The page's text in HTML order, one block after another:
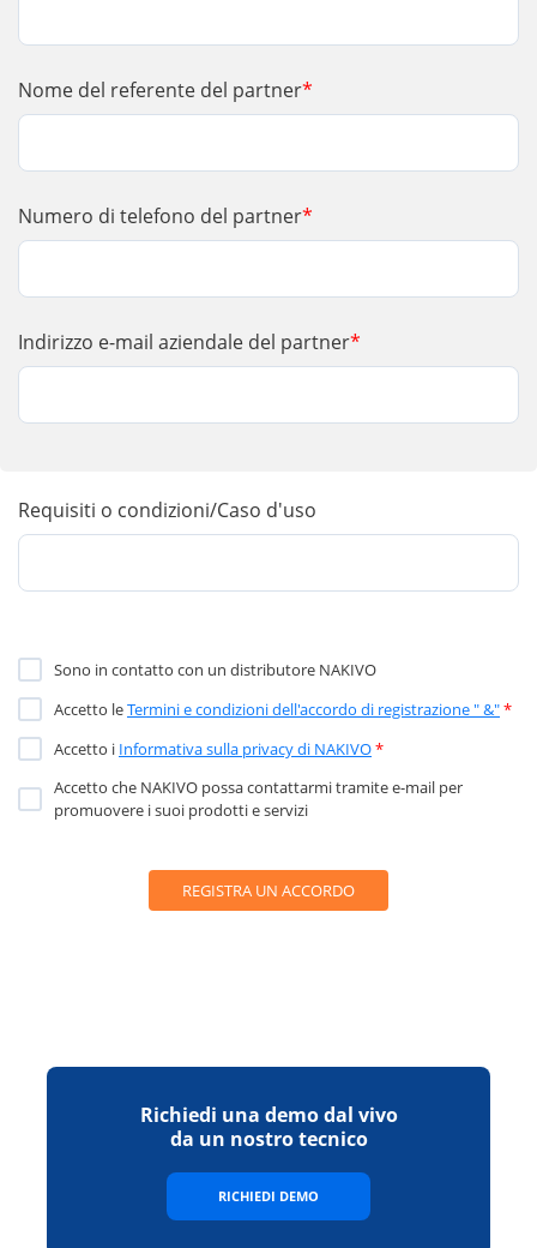
Nome del referente del partner*
Numero di telefono del partner*
Indirizzo e-mail aziendale del partner*
Requisiti o condizioni/Caso d'uso
Sono in contatto con un distributore NAKIVO
Accetto leTermini e condizioni dell'accordo di registrazione " &"*
Accetto i Informativa sulla privacy di NAKIVO*
Accetto che NAKIVO possa contattarmi tramite e-mail per
promuovere i suoi prodotti e servizi
Richiedi una demo dal vivo
da un nostro tecnico
RICHIEDI DEMO